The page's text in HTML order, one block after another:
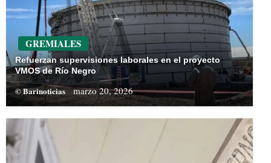
GREMIALES
Refuerzan supervisiones laborales en el proyecto
VMOS de Río Negro
© Barinoticias marzo 20, 2026